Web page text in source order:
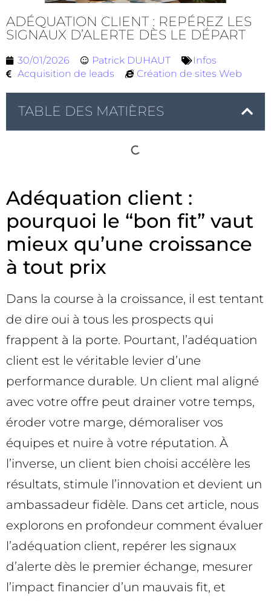
ADÉQUATION CLIENT : REPÉREZ LES
SIGNAUX D’ALERTE DÈS LE DÉPART
30/01/2026 Patrick DUHAUT
Infos
Acquisition de leads
Création de sites Web
TABLE DES MATIÈRES
Adéquation client :
pourquoi le “bon fit” vaut
mieux qu’une croissance
à tout prix
Dans la course à la croissance, il est tentant
de dire oui à tous les prospects qui
frappent à la porte. Pourtant, l’adéquation
client est le véritable levier d’une
performance durable. Un client mal aligné
avec votre offre peut drainer votre temps,
éroder votre marge, démoraliser vos
équipes et nuire à votre réputation. À
l’inverse, un client bien choisi accélère les
résultats, stimule l’innovation et devient un
ambassadeur fidèle. Dans cet article, nous
explorons en profondeur comment évaluer
l’adéquation client, repérer les signaux
d’alerte dès le premier échange, mesurer
l’impact financier d’un mauvais fit, et